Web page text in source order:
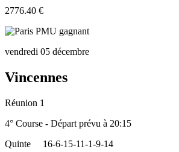
2776.40 €
vendredi 05 décembre
Vincennes
Réunion 1
4° Course - Départ prévu à 20:15
Quinte
16-6-15-11-1-9-14